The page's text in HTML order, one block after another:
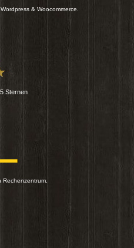
& Woocommerce.
5 Sternen